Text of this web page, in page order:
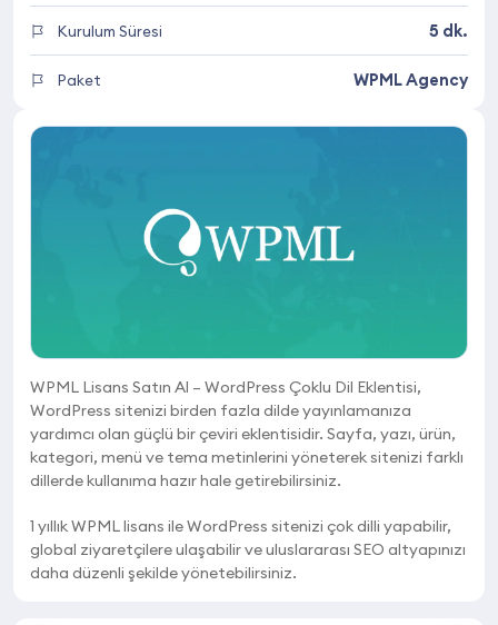
WPML Lisans Satın Al – WordPress Çoklu Dil Eklentisi,
WordPress sitenizi birden fazla dilde yayınlamanıza
yardımcı olan güçlü bir çeviri eklentisidir. Sayfa, yazı, ürün,
kategori, menü ve tema metinlerini yöneterek sitenizi farklı
dillerde kullanıma hazır hale getirebilirsiniz.
1 yıllık WPML lisans ile WordPress sitenizi çok dilli yapabilir,
global ziyaretçilere ulaşabilir ve uluslararası SEO altyapınızı
daha düzenli şekilde yönetebilirsiniz.
Kurulum Süresi 5 dk.
Paket WPML Agency